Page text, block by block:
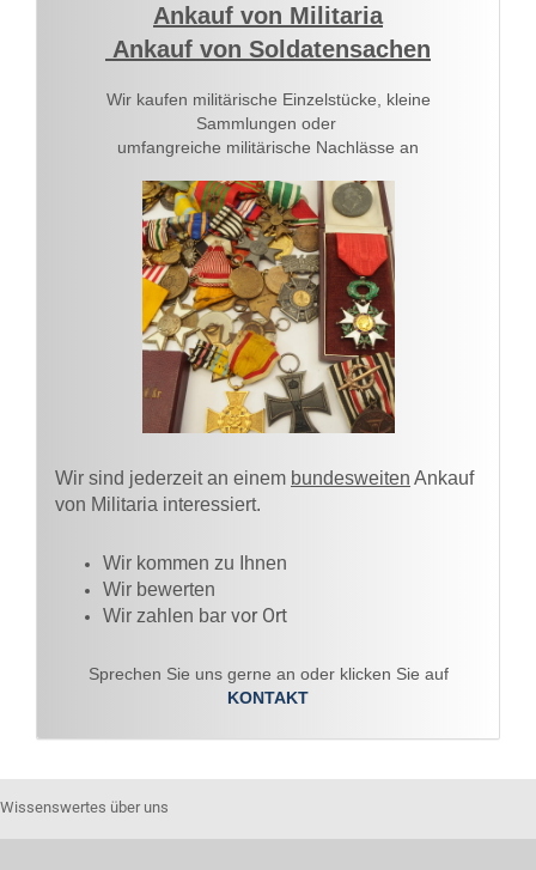
Ankauf von Militaria
Ankauf von Soldatensachen
Wir kaufen militärische Einzelstücke, kleine
Sammlungen oder
umfangreiche militärische Nachlässe an
Wir sind jederzeit an einem bundesweiten Ankauf
von Militaria interessiert.
Wir kommen zu Ihnen​
Wir bewerten
Wir zahlen bar vor Ort
Sprechen Sie uns gerne an oder klicken Sie auf
KONTAKT
Wissenswertes über uns